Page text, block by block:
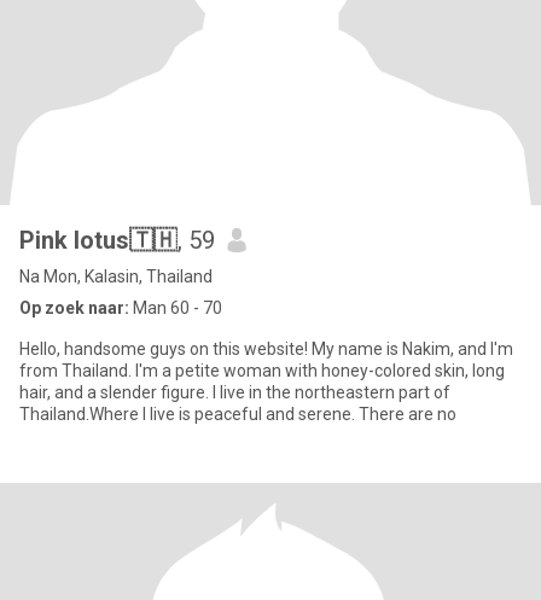
Pink lotus🇹🇭, 59
Na Mon, Kalasin, Thailand
Op zoek naar: Man 60 - 70
Hello, handsome guys on this website! My name is Nakim, and I'm
from Thailand. I'm a petite woman with honey-colored skin, long
hair, and a slender figure. I live in the northeastern part of
Thailand.Where I live is peaceful and serene. There are no